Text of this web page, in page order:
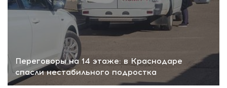
Переговоры на 14 этаже: в Краснодаре
спасли нестабильного подростка